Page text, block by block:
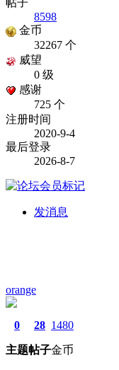
8598
金币
32267 个
威望
0 级
感谢
725 个
注册时间
2020-9-4
最后登录
2026-8-7
发消息
orange
0
主题
28
帖子
1480
金币